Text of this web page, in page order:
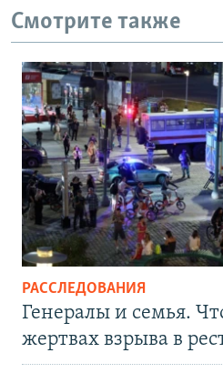
Смотрите также
РАССЛЕДОВАНИЯ
Генералы и семья.
жертвах взрыва в